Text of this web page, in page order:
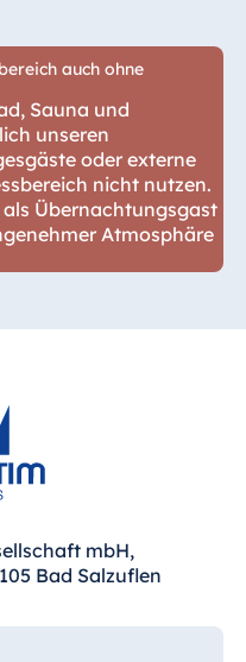
auch ohne
Sauna und
unseren
oder externe
nicht nutzen.
als Übernachtungsgast
Atmosphäre
mbH,
Bad Salzuflen